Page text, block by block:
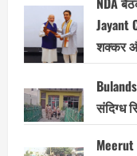
Jayant
शक्कर
संदिग्ध
Meerut